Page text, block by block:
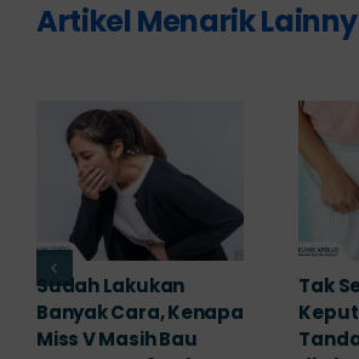
Artikel Menarik
Adakah Cara Medis
untuk
Mengembalikan
5